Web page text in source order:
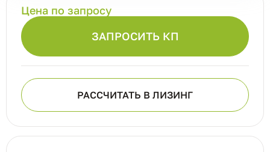
ЗАПРОСИТЬ КП
Цена по запросу
РАССЧИТАТЬ В ЛИЗИНГ